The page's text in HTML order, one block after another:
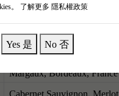
。
了解更多 隱私權政策
Yes 是 No 否
Margaux, Bordeaux, France
Cabernet Sauvignon, Merlot,